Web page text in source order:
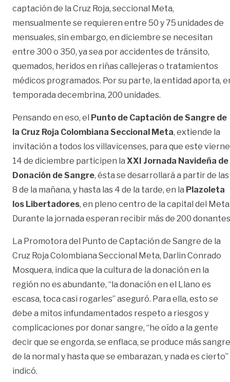
captación de la Cruz Roja, seccional Meta,
mensualmente se requieren entre 50 y 75 unidades de
mensuales, sin embargo, en diciembre se necesitan
entre 300 o 350, ya sea por accidentes de tránsito,
quemados, heridos en riñas callejeras o tratamientos
médicos programados. Por su parte, la entidad aporta,
temporada decembrina, 200 unidades.
Pensando en eso, el Punto de Captación de Sangre de
la Cruz Roja Colombiana Seccional Meta, extiende la
invitación a todos los villavicenses, para que este
14 de diciembre participen la XXI Jornada Navideña de
Donación de Sangre, ésta se desarrollará a partir de las
8 de la mañana, y hasta las 4 de la tarde, en la Plazoleta
los Libertadores, en pleno centro de la capital del
Durante la jornada esperan recibir más de 200
La Promotora del Punto de Captación de Sangre de la
Cruz Roja Colombiana Seccional Meta, Darlin Conrado
Mosquera, indica que la cultura de la donación en la
región no es abundante, “la donación en el Llano es
escasa, toca casi rogarles” aseguró. Para ella, esto se
debe a mitos infundamentados respeto a riesgos y
complicaciones por donar sangre, “he oído a la gente
decir que se engorda, se enflaca, se produce más sangre
de la normal y hasta que se embarazan, y nada es cierto”
indicó.